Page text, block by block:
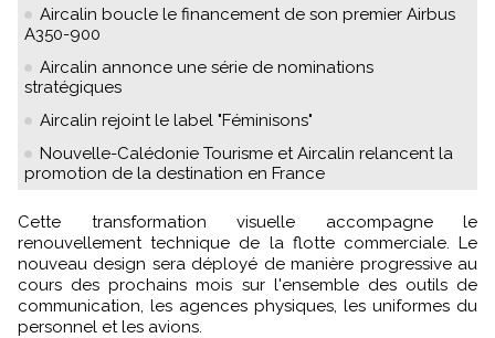
Aircalin boucle le financement de son premier Airbus
A350-900
Aircalin annonce une série de nominations
stratégiques
Aircalin rejoint le label "Féminisons"
Nouvelle-Calédonie Tourisme et Aircalin relancent la
promotion de la destination en France
Cette transformation visuelle accompagne le
renouvellement technique de la flotte commerciale. Le
nouveau design sera déployé de manière progressive au
cours des prochains mois sur l'ensemble des outils de
communication, les agences physiques, les uniformes du
personnel et les avions.